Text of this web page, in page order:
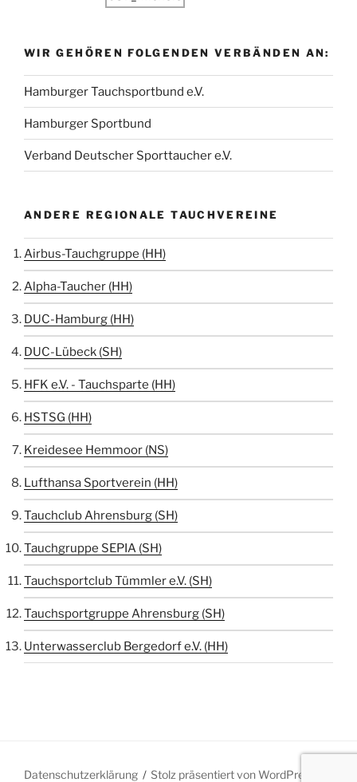
WIR GEHÖREN FOLGENDEN VERBÄNDEN AN:
Hamburger Tauchsportbund e.V.
Hamburger Sportbund
Verband Deutscher Sporttaucher e.V.
ANDERE REGIONALE TAUCHVEREINE
Airbus-Tauchgruppe (HH)
Alpha-Taucher (HH)
DUC-Hamburg (HH)
DUC-Lübeck (SH)
HFK e.V. - Tauchsparte (HH)
HSTSG (HH)
Kreidesee Hemmoor (NS)
Lufthansa Sportverein (HH)
Tauchclub Ahrensburg (SH)
Tauchgruppe SEPIA (SH)
Tauchsportclub Tümmler e.V. (SH)
Tauchsportgruppe Ahrensburg (SH)
Unterwasserclub Bergedorf e.V. (HH)
Datenschutzerklärung Stolz präsentiert von WordPress